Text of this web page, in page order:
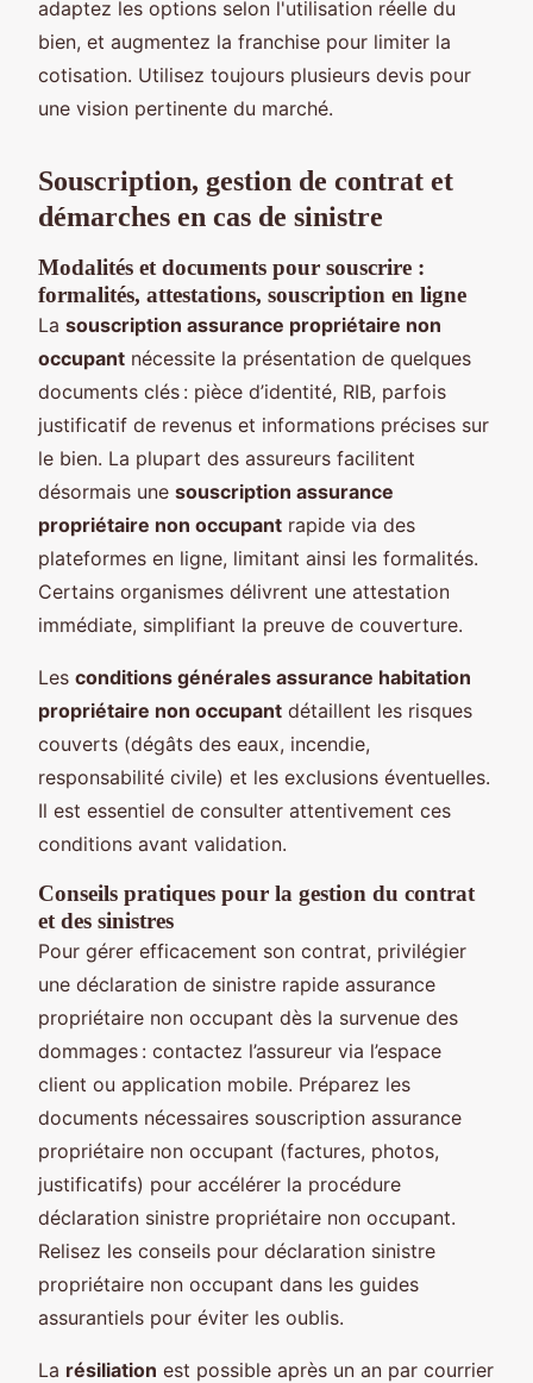
adaptez les options selon l'utilisation réelle du
bien, et augmentez la franchise pour limiter la
cotisation. Utilisez toujours plusieurs devis pour
une vision pertinente du marché.
Souscription, gestion de contrat et
démarches en cas de sinistre
Modalités et documents pour souscrire :
formalités, attestations, souscription en ligne
La souscription assurance propriétaire non
occupant nécessite la présentation de quelques
documents clés : pièce d’identité, RIB, parfois
justificatif de revenus et informations précises sur
le bien. La plupart des assureurs facilitent
désormais une souscription assurance
propriétaire non occupant rapide via des
plateformes en ligne, limitant ainsi les formalités.
Certains organismes délivrent une attestation
immédiate, simplifiant la preuve de couverture.
Les conditions générales assurance habitation
propriétaire non occupant détaillent les risques
couverts (dégâts des eaux, incendie,
responsabilité civile) et les exclusions éventuelles.
Il est essentiel de consulter attentivement ces
conditions avant validation.
Conseils pratiques pour la gestion du contrat
et des sinistres
Pour gérer efficacement son contrat, privilégier
une déclaration de sinistre rapide assurance
propriétaire non occupant dès la survenue des
dommages : contactez l’assureur via l’espace
client ou application mobile. Préparez les
documents nécessaires souscription assurance
propriétaire non occupant (factures, photos,
justificatifs) pour accélérer la procédure
déclaration sinistre propriétaire non occupant.
Relisez les conseils pour déclaration sinistre
propriétaire non occupant dans les guides
assurantiels pour éviter les oublis.
La résiliation est possible après un an par courrier